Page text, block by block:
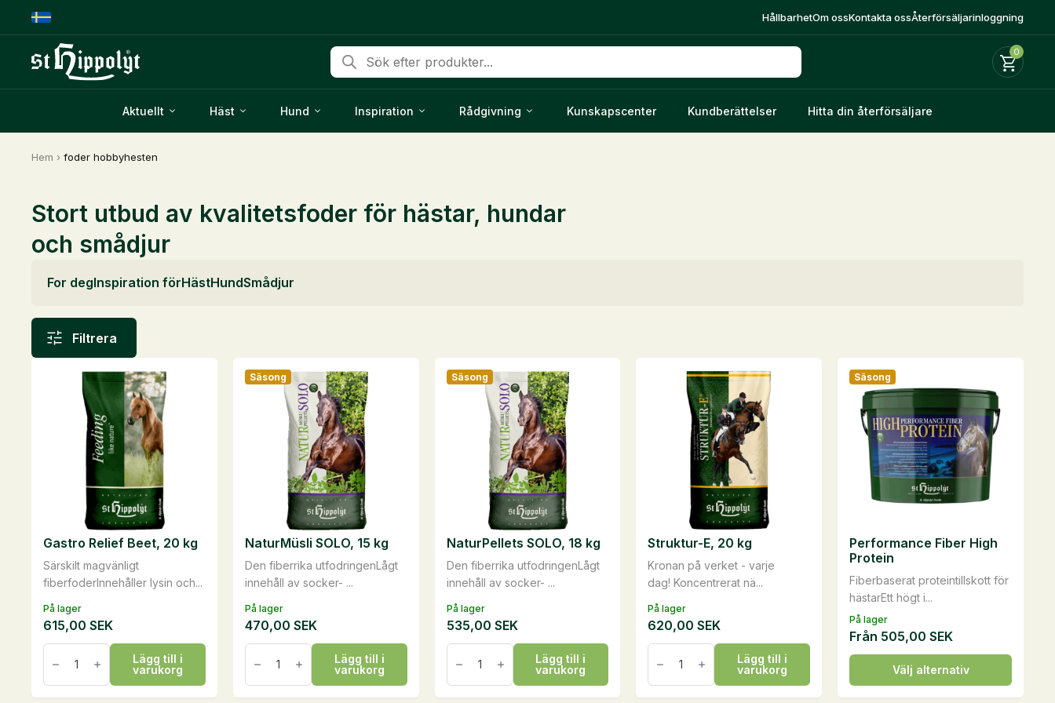
HållbarhetOm ossKontakta ossÅterförsäljarinloggning
Produktsökning 0
Aktuellt Häst Hund Inspiration Rådgivning Kunskapscenter Kundberättelser Hitta din återförsäljare
Hem › foder hobbyhesten
Stort utbud av kvalitetsfoder för hästar, hundar
och smådjur
For degInspiration förHästHundSmådjur
Filtrera
På lager
Särskilt magvänligt
fiberfoderInnehåller lysin och...
Gastro Relief Beet, 20 kg
615,00 SEK
Gastro
Relief
20
kg
Lägg till i
varukorg
På lager
Säsong
Den fiberrika utfodringenLågt
innehåll av socker- ...
NaturMüsli SOLO, 15 kg
470,00 SEK
NaturMüsli
SOLO,
kg
mängd
Lägg till i
varukorg
På lager
Säsong
Den fiberrika utfodringenLågt
innehåll av socker- ...
NaturPellets SOLO, 18 kg
535,00 SEK
NaturPellets
SOLO,
kg
mängd
Lägg till i
varukorg
På lager
Kronan på verket - varje
dag! Koncentrerat nä...
Struktur-E, 20 kg
620,00SEK
Struktur-
E,
kg
mängd
Lägg till i
varukorg
På lager
Säsong
Fiberbaserat proteintillskott för
hästarEtt högt i...
Performance Fiber High
Protein
Från 505,00SEK
Välj alternativ
Den
här